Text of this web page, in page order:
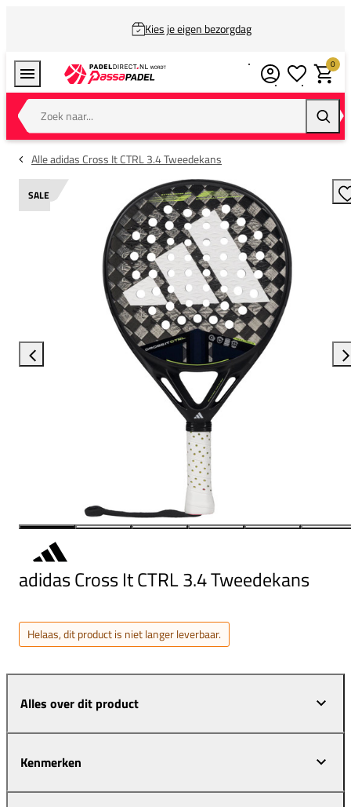
Kies je eigen bezorgdag
Zoek naar...
0
Alle adidas Cross It CTRL 3.4 Tweedekans
SALE
adidas Cross It CTRL 3.4 Tweedekans
Helaas, dit product is niet langer leverbaar.
Alles over dit product
Kenmerken